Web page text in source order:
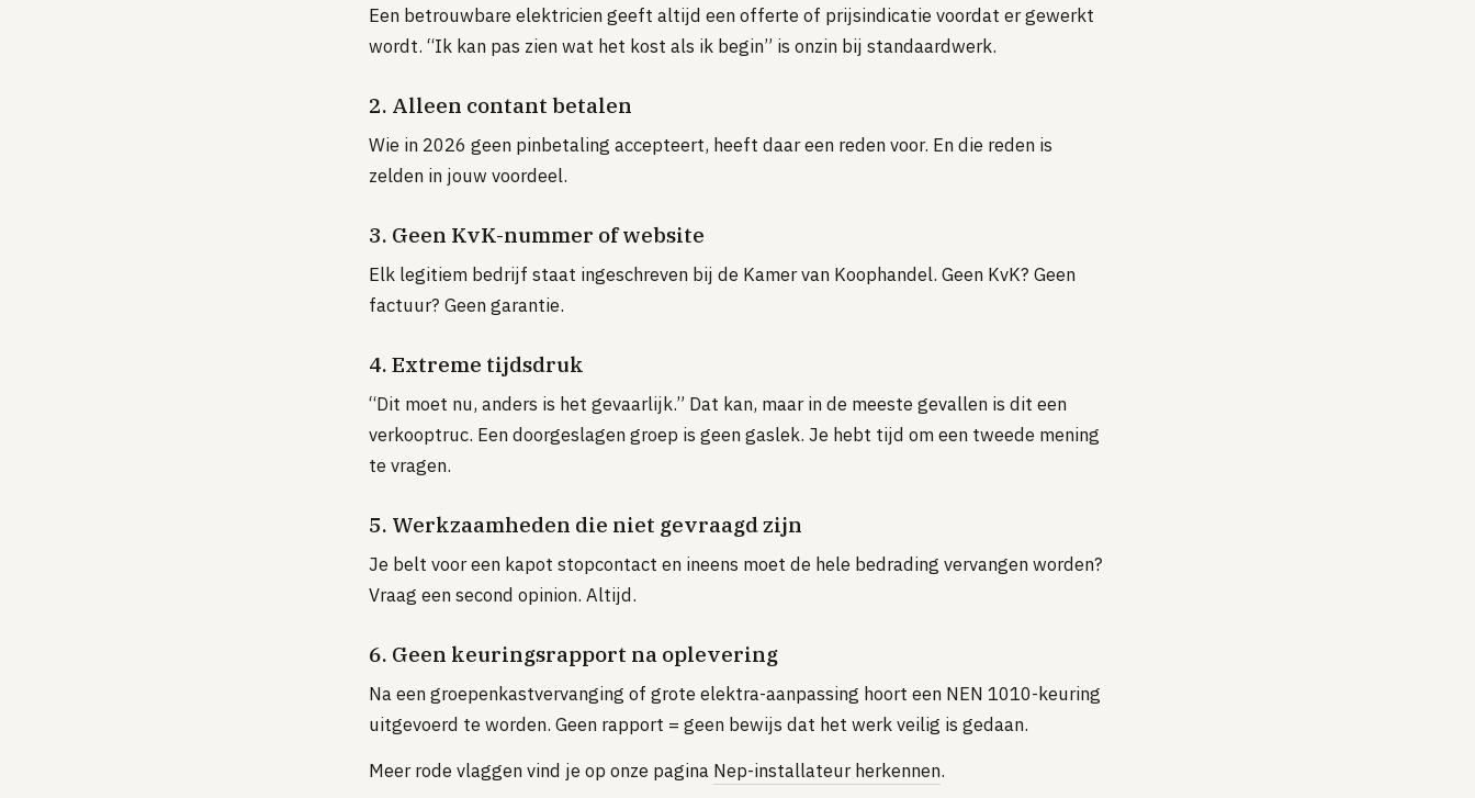
Een betrouwbare elektricien geeft altijd een offerte of prijsindicatie voordat er gewerkt
wordt. “Ik kan pas zien wat het kost als ik begin” is onzin bij standaardwerk.
2. Alleen contant betalen
Wie in 2026 geen pinbetaling accepteert, heeft daar een reden voor. En die reden is
zelden in jouw voordeel.
3. Geen KvK-nummer of website
Elk legitiem bedrijf staat ingeschreven bij de Kamer van Koophandel. Geen KvK? Geen
factuur? Geen garantie.
4. Extreme tijdsdruk
“Dit moet nu, anders is het gevaarlijk.” Dat kan, maar in de meeste gevallen is dit een
verkooptruc. Een doorgeslagen groep is geen gaslek. Je hebt tijd om een tweede mening
te vragen.
5. Werkzaamheden die niet gevraagd zijn
Je belt voor een kapot stopcontact en ineens moet de hele bedrading vervangen worden?
Vraag een second opinion. Altijd.
6. Geen keuringsrapport na oplevering
Na een groepenkastvervanging of grote elektra-aanpassing hoort een NEN 1010-keuring
uitgevoerd te worden. Geen rapport = geen bewijs dat het werk veilig is gedaan.
Meer rode vlaggen vind je op onze pagina Nep-installateur herkennen.